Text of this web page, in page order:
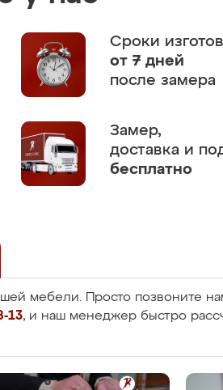
Сроки
от 7 дней
после замера
Замер,
доставка и
бесплатно
мебели. Просто позвоните
13, и наш менеджер быстро